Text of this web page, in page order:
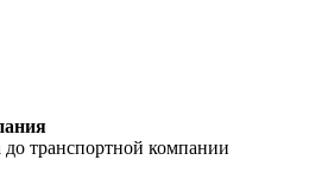
до транспортной компании